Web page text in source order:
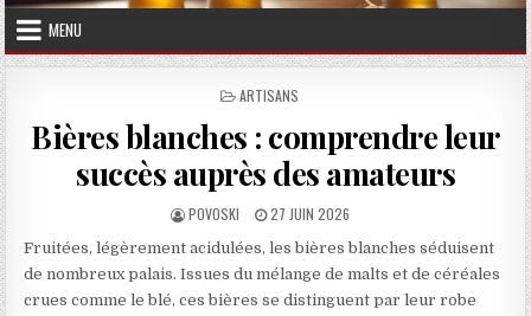
MENU
POSTED IN
ARTISANS
Bières blanches : comprendre leur
succès auprès des amateurs
AUTHOR:
POVOSKI PUBLISHED DATE:
27 JUIN 2026
Fruitées, légèrement acidulées, les bières blanches séduisent
de nombreux palais. Issues du mélange de malts et de céréales
crues comme le blé, ces bières se distinguent par leur robe